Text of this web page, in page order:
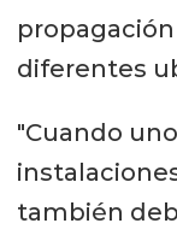
diferentes
"Cuando
también